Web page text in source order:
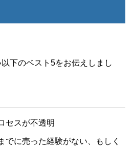
下のベスト5をお伝えしまし
セスが不透明
でに売った経験がない、もしく